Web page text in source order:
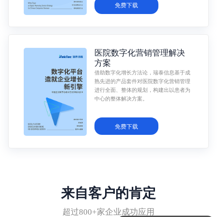
免费下载
医院数字化营销管理解决
方案
借助数字化增长方法论，瑞泰信息基于成
熟先进的产品套件对医院数字化营销管理
进行全面、整体的规划，构建出以患者为
中心的整体解决方案。
免费下载
来自客户的肯定
超过800+家企业成功应用